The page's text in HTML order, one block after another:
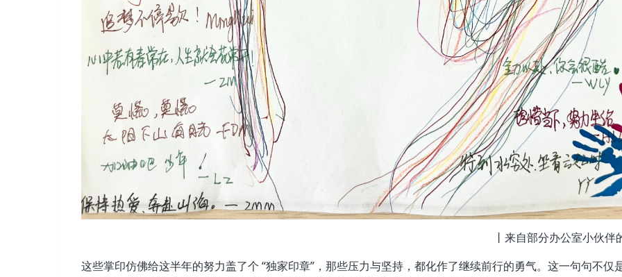
丨来自部分办公室小伙伴
这些掌印仿佛给这半年的努力盖了个 “独家印章”，那些压力与坚持，都化作了继续前行的勇气。这一句句不仅